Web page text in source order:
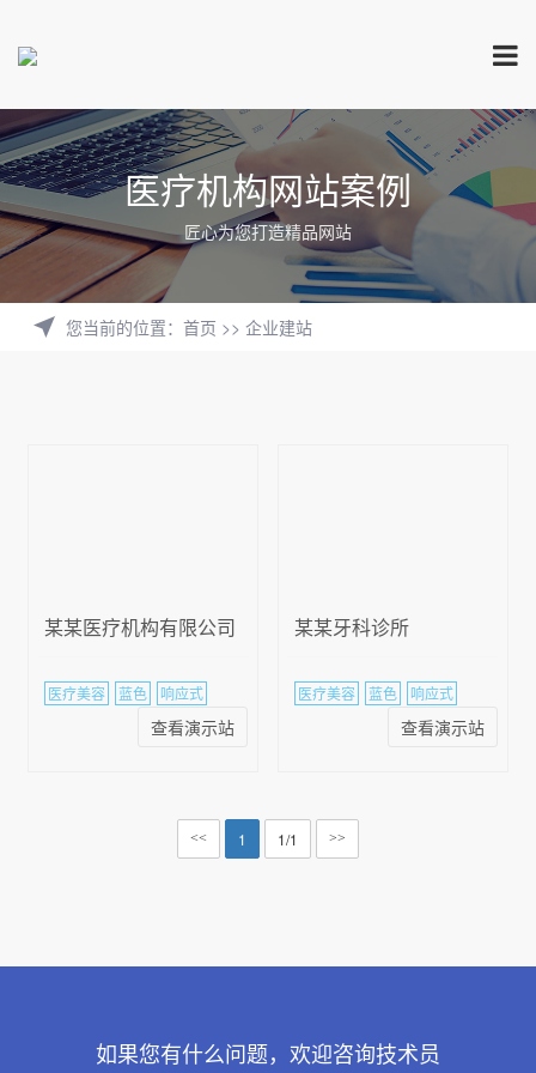
医疗机构网站案例
匠心为您打造精品网站
您当前的位置： 首页 >> 企业建站
某某医疗机构有限公司
医疗美容 蓝色 响应式
查看演示站
某某牙科诊所
医疗美容 蓝色 响应式
查看演示站
<< 1 1/1 >>
如果您有什么问题，欢迎咨询技术员